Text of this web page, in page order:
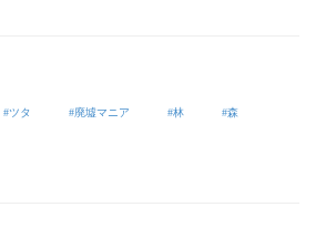
ツタ 廃墟マニア 林 森